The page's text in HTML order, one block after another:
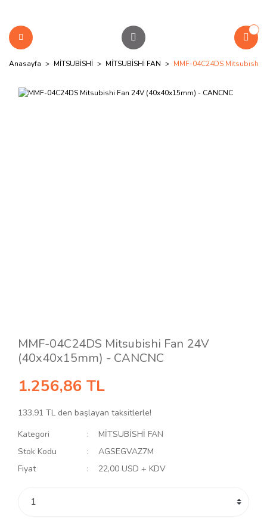
Anasayfa MİTSUBİSHİ MİTSUBİSHİ FAN MMF-04C24DS Mitsubishi
MMF-04C24DS Mitsubishi Fan 24V
(40x40x15mm) - CANCNC
1.256,86 TL
133,91 TL den başlayan taksitlerle!
Kategori
MİTSUBİSHİ FAN
Stok Kodu
AGSEGVAZ7M
Fiyat
22,00 USD + KDV